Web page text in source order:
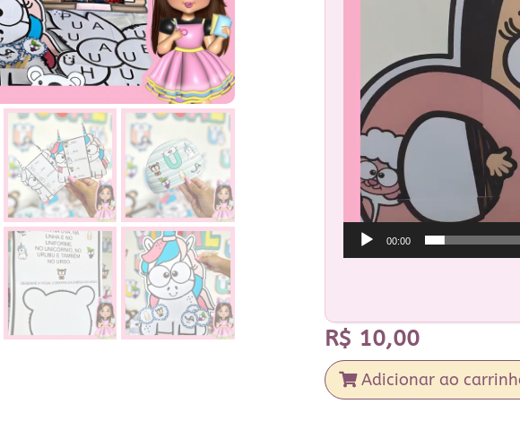
00:00
R$ 10,00
Adicionar ao